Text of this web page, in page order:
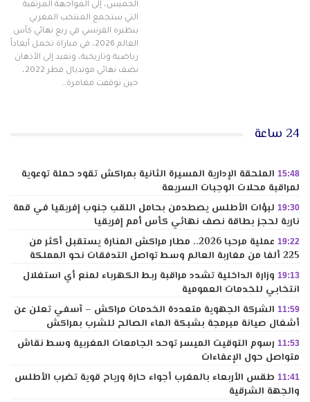
الخميس، إلى المواجهة المرتقبة
التي ستجمع المنتخب المغربي
بنظيره الفرنسي في ربع نهائي كأس
العالم 2026، في مباراة تحمل أبعاداً
رياضية وتاريخية، وتعيد إلى الأذهان
نصف نهائي مونديال قطر 2022،
حين توقفت مغامرة…
24 ساعة
15:48 الملحقة الإدارية المسيرة الثانية بمراكش تقود حملة توعوية
لمراقبة محلات الوجبات السريعة
19:30 لبؤات الأطلس يصطدمن بحامل اللقب جنوب إفريقيا في قمة
نارية لحجز بطاقة نصف نهائي كأس أمم إفريقيا
19:22
عملية مرحبا 2026.. مطار مراكش المنارة يستقبل أكثر من
225 ألفا من مغاربة العالم وسط تواصل التدفقات نحو المملكة
19:13 وزارة الداخلية تشدد مراقبة ربط الكهرباء لمنع أي استغلال
انتخابي للخدمات العمومية
11:59 الشركة الجهوية متعددة الخدمات مراكش – آسفي تعلن عن
أشغال صيانة مبرمجة بشبكة الماء الصالح للشرب بمراكش
11:53 رسوم التوقيت الميسر توحد الجامعات المغربية وسط نقاش
متواصل حول الإعفاءات
11:41 طقس الأربعاء بالمغرب أجواء حارة ورياح قوية تضرب الأطلس
والجهة الشرقية